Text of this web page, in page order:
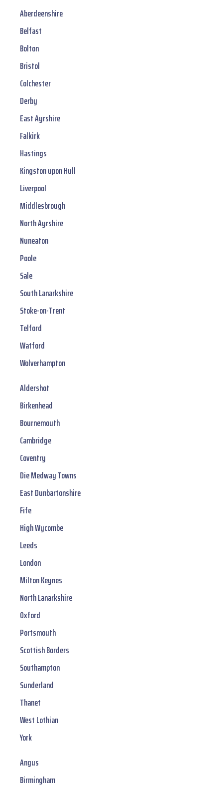
Aberdeenshire
Belfast
Bolton
Bristol
Colchester
Derby
East Ayrshire
Falkirk
Hastings
Kingston upon Hull
Liverpool
Middlesbrough
North Ayrshire
Nuneaton
Poole
Sale
South Lanarkshire
Stoke-on-Trent
Telford
Watford
Wolverhampton
Aldershot
Birkenhead
Bournemouth
Cambridge
Coventry
Die Medway Towns
East Dunbartonshire
Fife
High Wycombe
Leeds
London
Milton Keynes
North Lanarkshire
Oxford
Portsmouth
Scottish Borders
Southampton
Sunderland
Thanet
West Lothian
York
Angus
Birmingham